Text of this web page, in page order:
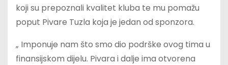
koji su prepoznali kvalitet kluba te mu pomažu
poput Pivare Tuzla koja je jedan od sponzora.
„ Imponuje nam što smo dio podrške ovog tima u
finansijskom dijelu. Pivara i dalje ima otvorena